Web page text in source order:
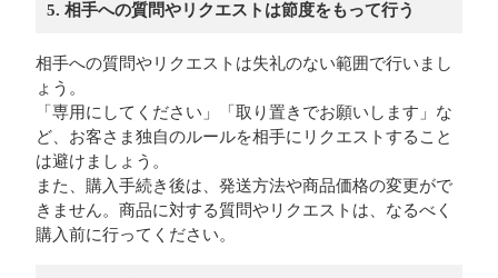
5. 相手への質問やリクエストは節度をもって行う
相手への質問やリクエストは失礼のない範囲で行いまし
ょう。
「専用にしてください」「取り置きでお願いします」な
ど、お客さま独自のルールを相手にリクエストすること
は避けましょう。
また、購入手続き後は、発送方法や商品価格の変更がで
きません。商品に対する質問やリクエストは、なるべく
購入前に行ってください。